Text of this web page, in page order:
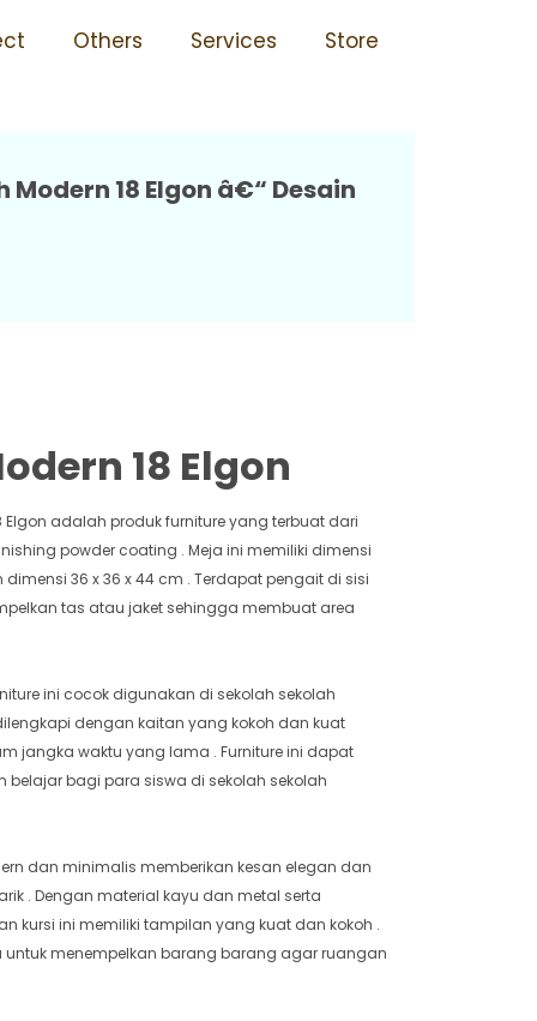
Others Services Store
Elgon
18 Elgon â€“ Desain
18 Elgon
Elgon adalah produk furniture yang terbuat dari
powder coating . Meja ini memiliki dimensi
36 x 36 x 44 cm . Terdapat pengait di sisi
tas atau jaket sehingga membuat area
ini cocok digunakan di sekolah sekolah
dengan kaitan yang kokoh dan kuat
jangka waktu yang lama . Furniture ini dapat
bagi para siswa di sekolah sekolah
dan minimalis memberikan kesan elegan dan
. Dengan material kayu dan metal serta
kursi ini memiliki tampilan yang kuat dan kokoh .
untuk menempelkan barang barang agar ruangan